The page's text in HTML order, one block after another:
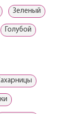
Зеленый
Голубой